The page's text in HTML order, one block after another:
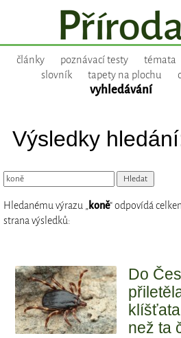
články poznávací testy témata
slovník
tapety na plochu
vyhledávání
Výsledky
Hledanému výrazu „koně“ odpovídá
strana výsledků:
Do
než ta